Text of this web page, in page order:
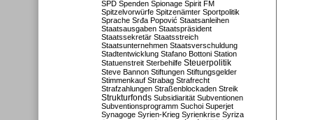
SPD Spenden Spionage Spirit FM
Spitzelvorwürfe Spitzenämter Sportpolitik
Sprache Srđa Popović Staatsanleihen
Staatsausgaben Staatspräsident
Staatssekretär Staatsstreich
Staatsunternehmen Staatsverschuldung
Stadtentwicklung Stafano Bottoni Station
Statuenstreit Sterbehilfe Steuerpolitik
Steve Bannon Stiftungen Stiftungsgelder
Stimmenkauf Strabag Strafrecht
Strafzahlungen Straßenblockaden Streik
Strukturfonds Subsidiarität Subventionen
Subventionsprogramm Suchoi Superjet
Synagoge Syrien-Krieg Syrienkrise Syriza